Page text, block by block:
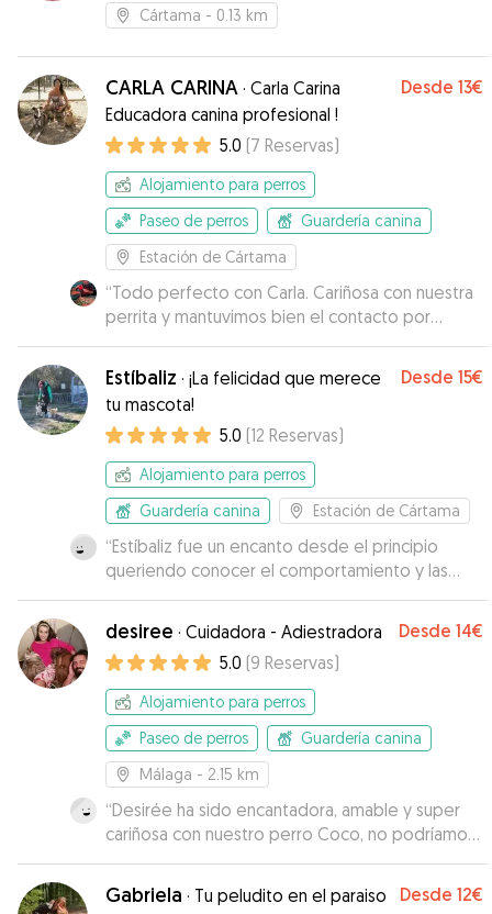
Cártama - 0.13 km
CARLA CARINA · Carla Carina
Educadora canina profesional !
Desde 13€
5.0 (7 Reservas)
Alojamiento para perros
Paseo de perros
Guardería canina
Estación de Cártama
“Todo perfecto con Carla. Cariñosa con nuestra
perrita y mantuvimos bien el contacto por
whatsapp con información y fotos.”
Estíbaliz · ¡La felicidad que merece
tu mascota!
Desde 15€
5.0 (12 Reservas)
Alojamiento para perros
Guardería canina
Estación de Cártama
“Estíbaliz fue un encanto desde el principio
queriendo conocer el comportamiento y las
necesidades de Filippo y luego desde el primer
momento me dio seguridad y tranquilidad de
que Filippo estaría en buenas manos, y así fue,
cuando lo recogí estaba tranquilo y feliz
desiree · Cuidadora - Adiestradora Desde 14€
5.0 (9 Reservas)
Alojamiento para perros
Paseo de perros
Guardería canina
Málaga - 2.15 km
“Desirée ha sido encantadora, amable y super
cariñosa con nuestro perro Coco, no podríamos
haberle dejado en mejor sitio, muchísimas
gracias por todo!
Gabriela · Tu peludito en el paraiso Desde 12€